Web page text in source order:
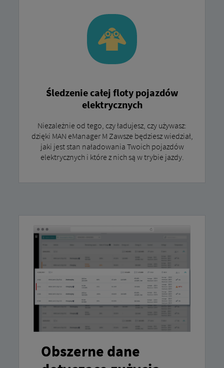
Śledzenie całej floty pojazdów
elektrycznych
Niezależnie od tego, czy ładujesz, czy używasz:
dzięki MAN eManager M Zawsze będziesz wiedział,
jaki jest stan naładowania Twoich pojazdów
elektrycznych i które z nich są w trybie jazdy.
Obszerne dane